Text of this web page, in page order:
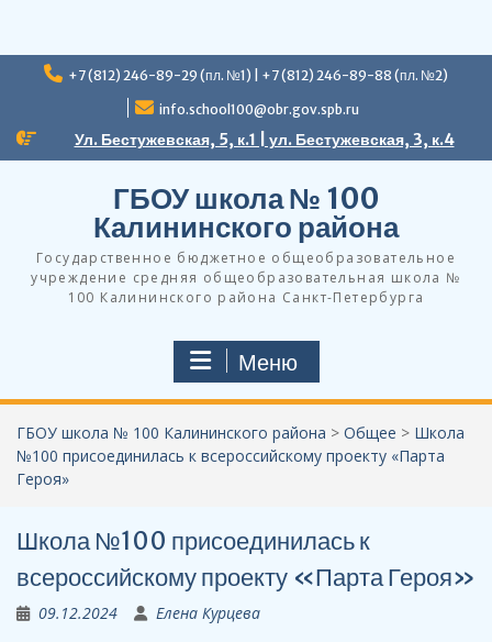
Перейти
+7 (812) 246-89-29 (пл. №1) | +7 (812) 246-89-88 (пл. №2)
info.school100@obr.gov.spb.ru
Ул. Бестужевская, 5, к.1 | ул. Бестужевская, 3, к.4
ГБОУ школа № 100
Калининского района
Государственное бюджетное общеобразовательное
учреждение средняя общеобразовательная школа №
100 Калининского района Санкт-Петербурга
Меню
ГБОУ школа № 100 Калининского района > Общее > Школа
№100 присоединилась к всероссийскому проекту «Парта
Героя»
Школа №100 присоединилась к
всероссийскому проекту «Парта Героя»
09.12.2024 Елена Курцева